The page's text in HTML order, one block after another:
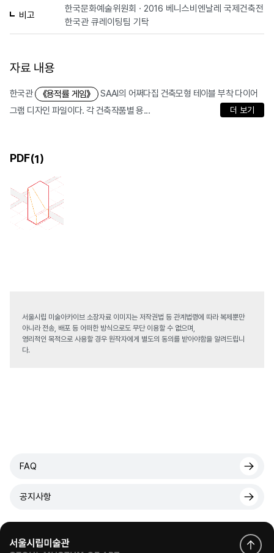
비고
한국문화예술위원회 · 2016 베니스비엔날레 국제건축전
한국관 큐레이팅팀 기탁
자료 내용
한국관 《용적률 게임》
SAAI의 어쩌다집 건축모형 테이블 부착 다이어
그램 디자인 파일이다. 각 건축작품별 용...
더 보기
PDF(1)
서울시립 미술아카이브 소장자료 이미지는 저작권법 등 관계법령에 따라 복제뿐만
아니라 전송, 배포 등 어떠한 방식으로도 무단 이용할 수 없으며,
영리적인 목적으로 사용할 경우 원작자에게 별도의 동의를 받아야함을 알려드립니
다.
FAQ
공지사항